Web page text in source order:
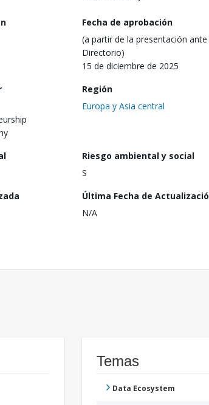
Fecha de aprobación
(a partir de la presentación ante
Directorio)
15 de diciembre de 2025
Región
Europa y Asia central
Riesgo ambiental y social
S
Última Fecha de
N/A
Temas
Data Ecosystem